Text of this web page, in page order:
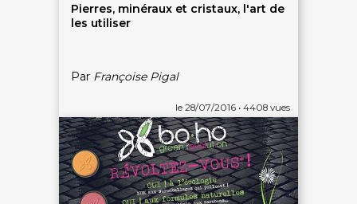
le 28/07/2016 • 4408 vues
Pierres, minéraux et cristaux, l'art de
les utiliser
Par Françoise Pigal